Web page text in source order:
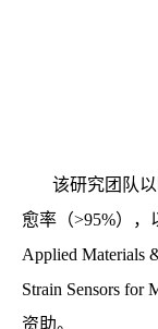
该研究团队以
愈率（>95%） ，
Applied Materials
Strain Sensors for
资助。